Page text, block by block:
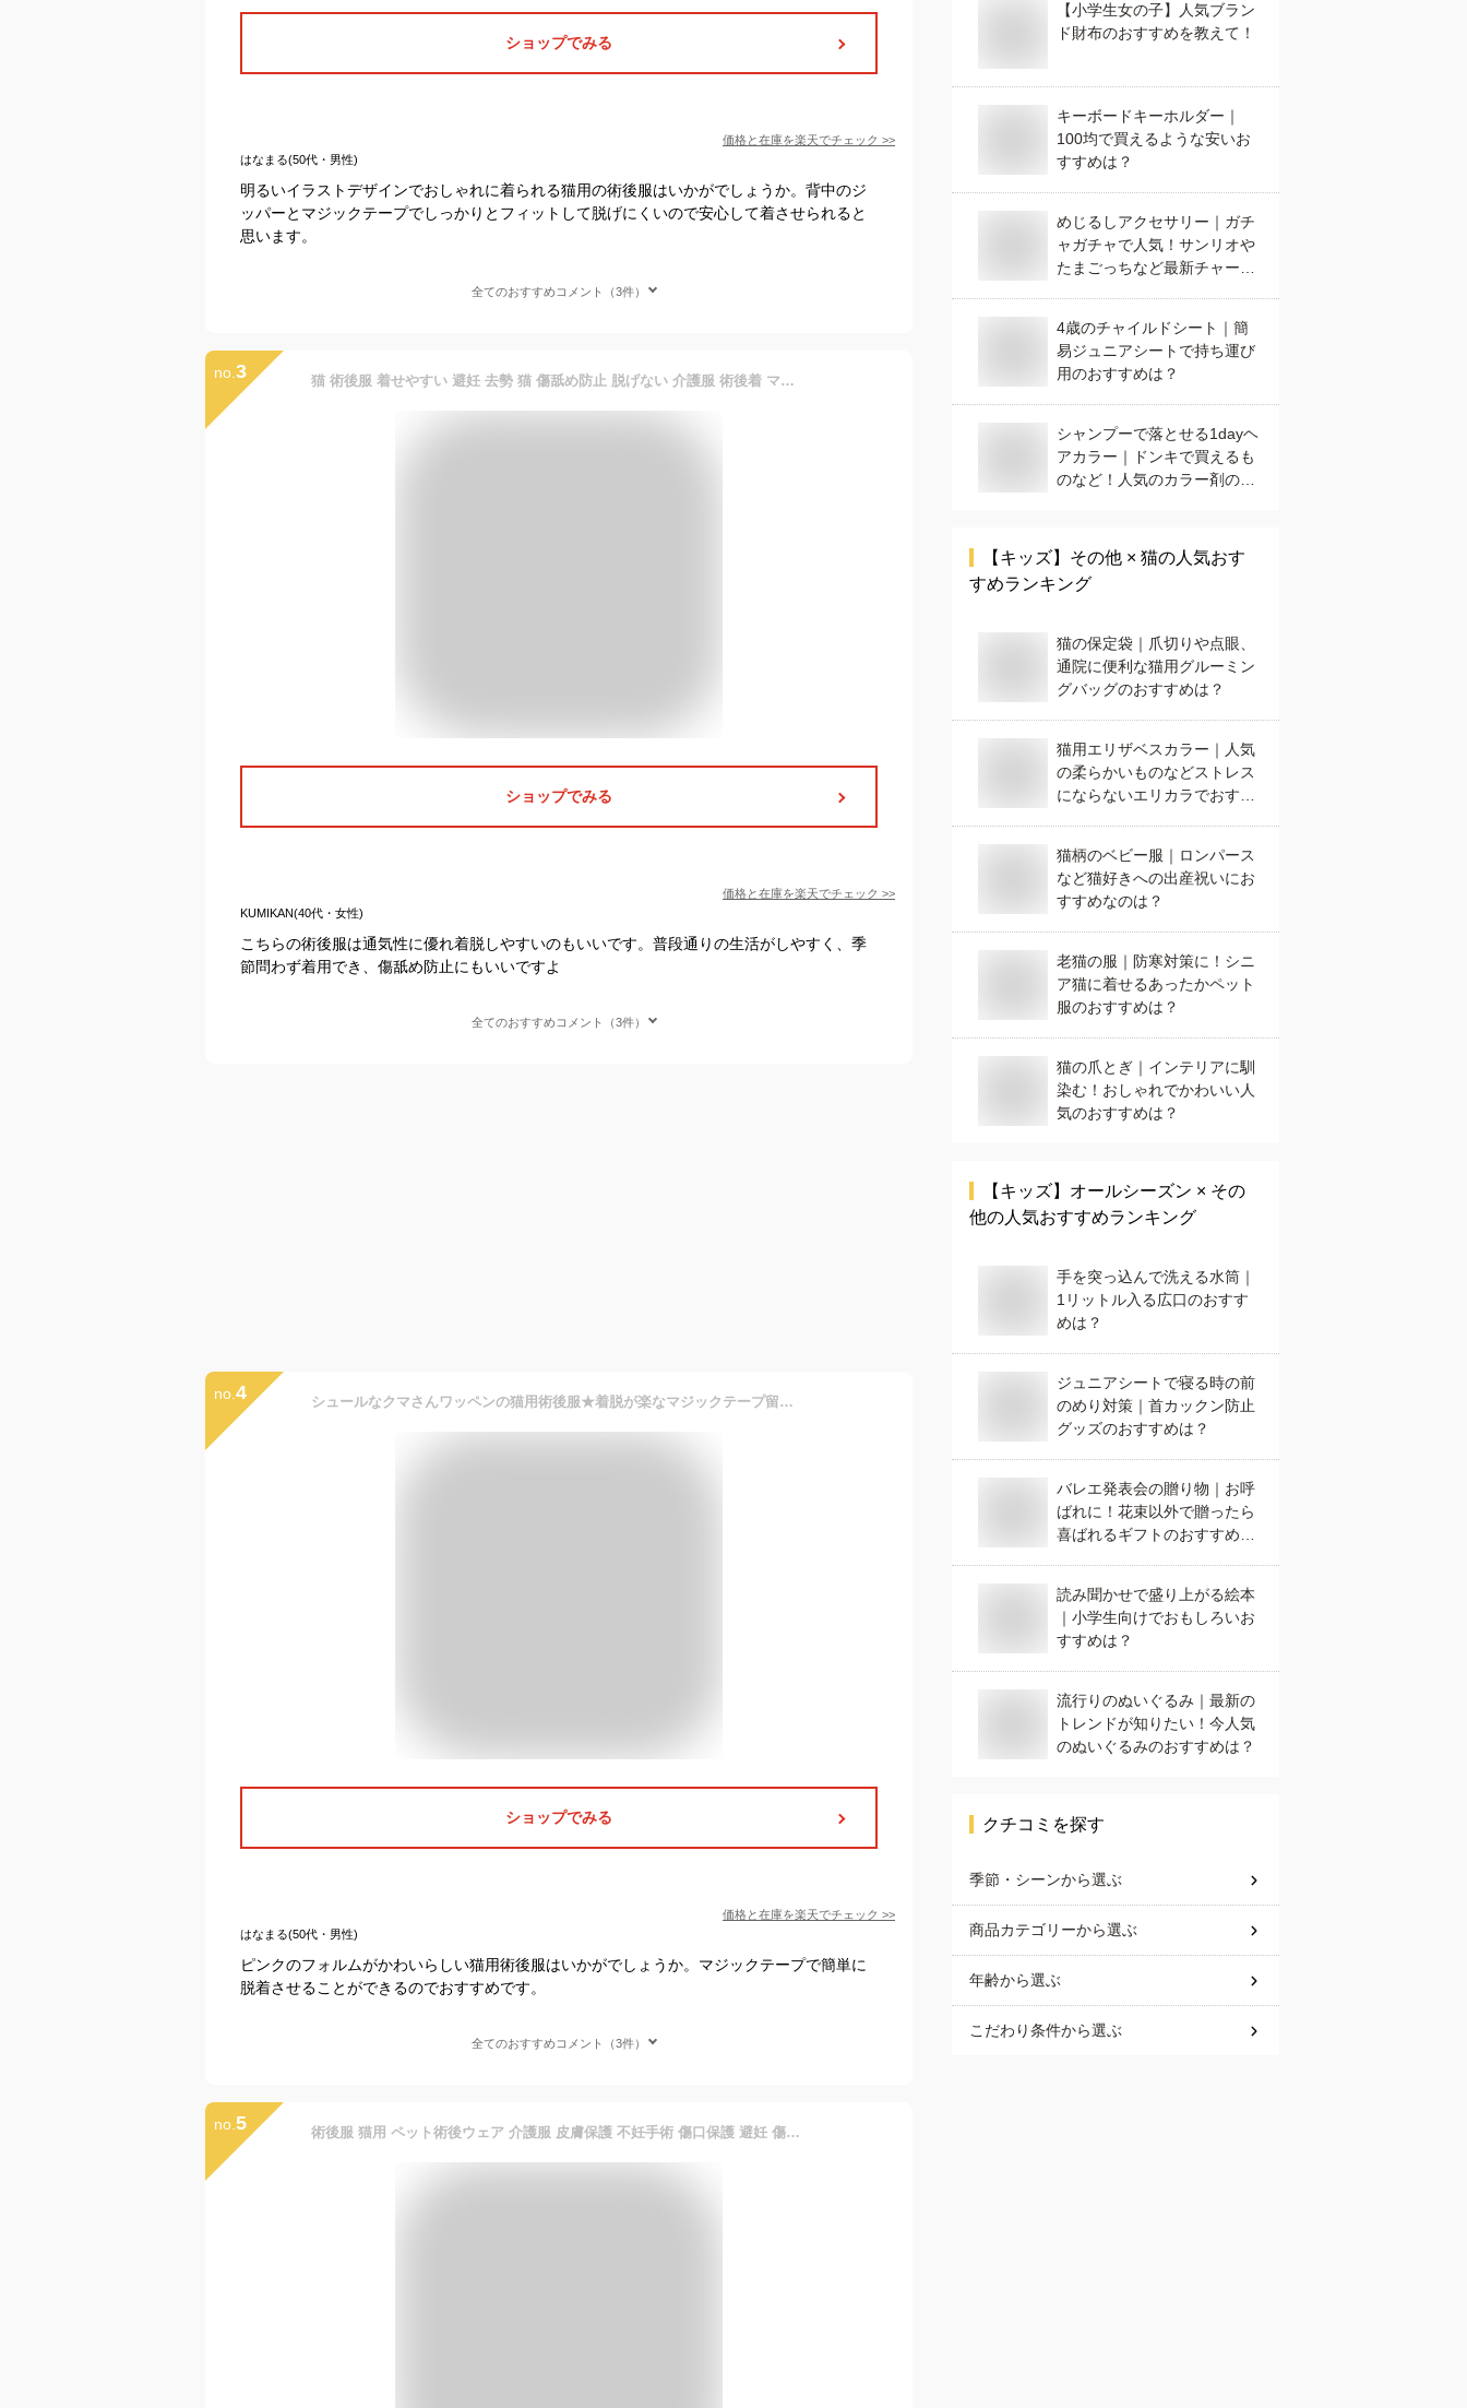
ショップでみる
価格と在庫を楽天でチェック >>
はなまる(50代・男性)
明るいイラストデザインでおしゃれに着られる猫用の術後服はいかがでしょうか。背中のジ
ッパーとマジックテープでしっかりとフィットして脱げにくいので安心して着させられると
思います。
全てのおすすめコメント（3件）
no. 3 猫 術後服 着せやすい 避妊 去勢 猫 傷舐め防止 脱げない 介護服 術後着 マジックテープ オス メス エリザベスカラーの代わりに 春夏 秋冬 ドッグウェア ペット服 猫の服トイプードル ダックス 皮膚保護 ペット用術後服
ショップでみる
価格と在庫を楽天でチェック >>
KUMIKAN(40代・女性)
こちらの術後服は通気性に優れ着脱しやすいのもいいです。普段通りの生活がしやすく、季
節問わず着用でき、傷舐め防止にもいいですよ
全てのおすすめコメント（3件）
no. 4 シュールなクマさんワッペンの猫用術後服★着脱が楽なマジックテープ留め♪レッドブルーSMLXLペットウェアキャットウェア猫服小型犬兼用ロンパースつなぎエリザベスカラーの代用品傷舐め防止手術痕保護離乳介護用品皮膚保護生理用品薄手アウトレット価格
ショップでみる
価格と在庫を楽天でチェック >>
はなまる(50代・男性)
ピンクのフォルムがかわいらしい猫用術後服はいかがでしょうか。マジックテープで簡単に
脱着させることができるのでおすすめです。
全てのおすすめコメント（3件）
no. 5 術後服 猫用 ペット術後ウェア 介護服 皮膚保護 不妊手術 傷口保護 避妊 傷舐め 引っ掻き防止 手術用 男の子 女の子 兼用 ピンク M
【小学生女の子】人気ブラン
ド財布のおすすめを教えて！
キーボードキーホルダー｜
100均で買えるような安いお
すすめは？
めじるしアクセサリー｜ガチ
ャガチャで人気！サンリオや
たまごっちなど最新チャーム
4歳のチャイルドシート｜簡
易ジュニアシートで持ち運び
用のおすすめは？
シャンプーで落とせる1dayヘ
アカラー｜ドンキで買えるも
のなど！人気のカラー剤のお
【キッズ】 その他 × 猫の人気おす
すめランキング
猫の保定袋｜爪切りや点眼、
通院に便利な猫用グルーミン
グバッグのおすすめは？
猫用エリザベスカラー｜人気
の柔らかいものなどストレス
にならないエリカラでおすす
猫柄のベビー服｜ロンパース
など猫好きへの出産祝いにお
すすめなのは？
老猫の服｜防寒対策に！シニ
ア猫に着せるあったかペット
服のおすすめは？
猫の爪とぎ｜インテリアに馴
染む！おしゃれでかわいい人
気のおすすめは？
【キッズ】 オールシーズン × その
他の人気おすすめランキング
手を突っ込んで洗える水筒｜
1リットル入る広口のおすす
めは？
ジュニアシートで寝る時の前
のめり対策｜首カックン防止
グッズのおすすめは？
バレエ発表会の贈り物｜お呼
ばれに！花束以外で贈ったら
喜ばれるギフトのおすすめ
読み聞かせで盛り上がる絵本
｜小学生向けでおもしろいお
すすめは？
流行りのぬいぐるみ｜最新の
トレンドが知りたい！今人気
のぬいぐるみのおすすめは？
クチコミを探す
季節・シーンから選ぶ
商品カテゴリーから選ぶ
年齢から選ぶ
こだわり条件から選ぶ